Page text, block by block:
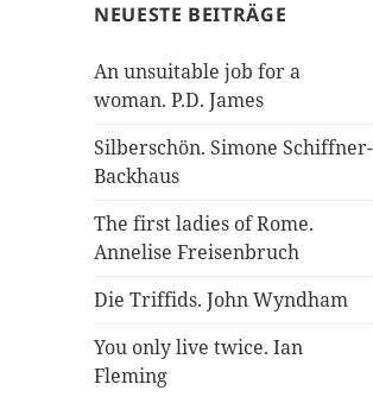
NEUESTE BEITRÄGE
An unsuitable job for a
woman. P.D. James
Silberschön. Simone Schiffner-
Backhaus
The first ladies of Rome.
Annelise Freisenbruch
Die Triffids. John Wyndham
You only live twice. Ian
Fleming